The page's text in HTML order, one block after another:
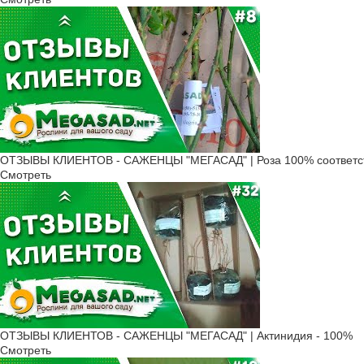
ОТЗЫВЫ КЛИЕНТОВ - САЖЕНЦЫ "МЕГАСАД" | Роза 100%
Смотреть
ОТЗЫВЫ КЛИЕНТОВ - САЖЕНЦЫ "МЕГАСАД" | Актинидия - 100%
Смотреть